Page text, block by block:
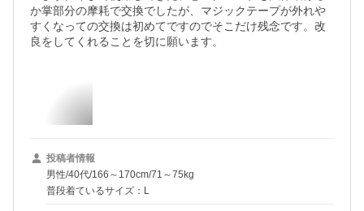
か掌部分の摩耗で交換でしたが、マジックテープが外れや
すくなっての交換は初めてですのでそこだけ残念です。改
良をしてくれることを切に願います。
投稿者情報
男性/40代/166～170cm/71～75kg
普段着ているサイズ：L